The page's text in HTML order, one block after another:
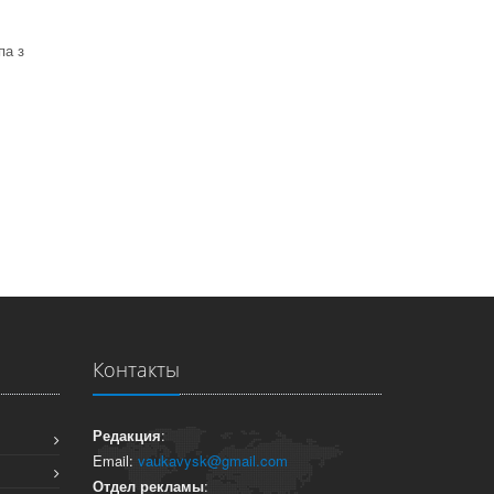
з
Контакты
Редакция:
Email: vaukavysk@gmail.com
Отдел рекламы: